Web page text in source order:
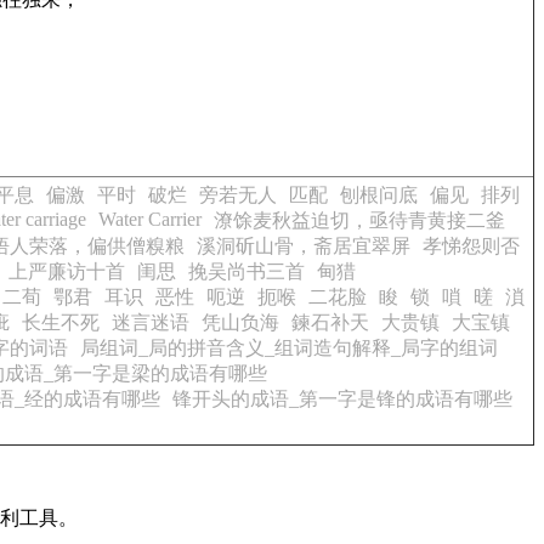
息 偏激 平时 破烂 旁若无人 匹配 刨根问底 偏见 排列
carriage Water Carrier 潦馀麦秋益迫切，亟待青黄接二釜
人荣落，偏供僧糗粮 溪洞斫山骨，斋居宜翠屏 孝悌怨则否
上严廉访十首 闺思 挽吴尚书三首
甸猎
二荀 鄂君 耳识 恶性 呃逆 扼喉 二花脸 睃 锁 嗩 暛
溑
长生不死 迷言迷语 凭山负海 鍊石补天 大贵镇
大宝镇
的词语
局组词_局的拼音含义_组词造句解释_局字的组词
成语_第一字是梁的成语有哪些
_经的成语有哪些 锋开头的成语_第一字是锋的成语有哪些
工具。